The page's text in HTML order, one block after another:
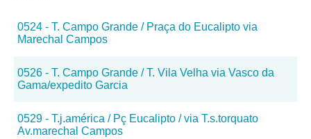
0524 - T. Campo Grande / Praça do Eucalipto via
Marechal Campos
0526 - T. Campo Grande / T. Vila Velha via Vasco da
Gama/expedito Garcia
0529 - T.j.américa / Pç Eucalipto / via T.s.torquato
Av.marechal Campos